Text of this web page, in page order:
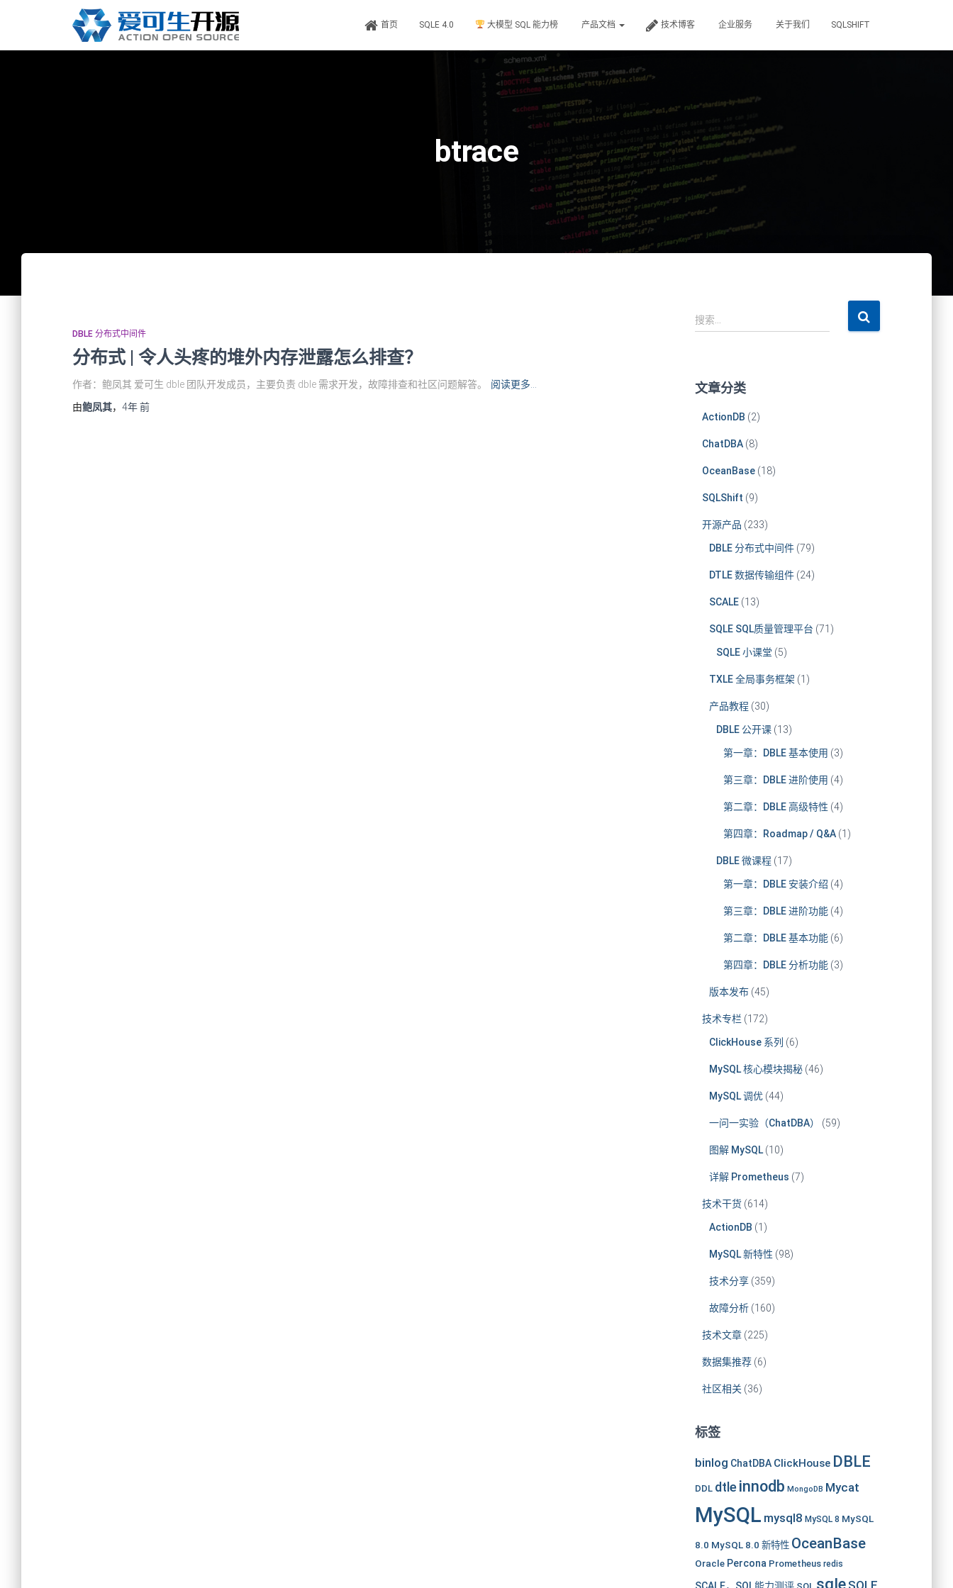
首页 SQLE 4.0 大模型 SQL 能力榜 产品文档 技术博客 企业服务 关于我们 SQLSHIFT
btrace
DBLE 分布式中间件
分布式 | 令人头疼的堆外内存泄露怎么排查？
作者：鲍凤其 爱可生 dble 团队开发成员，主要负责 dble 需求开发，故障排查和社区问题解答。
阅读更多…
由鲍凤其， 4年前
搜
索
搜索…
文章分类
ActionDB (2)
ChatDBA(8)
OceanBase(18)
SQLShift (9)
开源产品 (233)
DBLE 分布式中间件(79)
DTLE 数据传输组件(24)
SCALE(13)
SQLE SQL质量管理平台 (71)
SQLE 小课堂 (5)
TXLE 全局事务框架 (1)
产品教程(30)
DBLE 公开课(13)
第一章：DBLE 基本使用 (3)
第三章：DBLE 进阶使用 (4)
第二章：DBLE 高级特性 (4)
第四章：Roadmap / Q&A(1)
DBLE 微课程(17)
第一章：DBLE 安装介绍 (4)
第三章：DBLE 进阶功能(4)
第二章：DBLE 基本功能(6)
第四章：DBLE 分析功能(3)
版本发布(45)
技术专栏 (172)
ClickHouse 系列 (6)
MySQL 核心模块揭秘(46)
MySQL 调优(44)
一问一实验（ChatDBA） (59)
图解 MySQL(10)
详解 Prometheus (7)
技术干货(614)
ActionDB (1)
MySQL 新特性 (98)
技术分享(359)
故障分析(160)
技术文章(225)
数据集推荐(6)
社区相关 (36)
标签
binlog ChatDBA ClickHouse DBLE
DDL dtle innodb MongoDB Mycat
MySQL mysql8 MySQL 8 MySQL
8.0 MySQL 8.0 新特性 OceanBase
Oracle Percona Prometheus redis
sqle SQLE